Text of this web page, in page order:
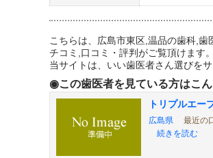
こちらは、広島市東区,温品の歯科,
チコミ,口コミ・評判がご覧頂けます。
当サイトは、いい歯医者さん選びをサ
◉この歯医者を見ている方はこ
トリプルエー
広島県 最近の
続きを読む